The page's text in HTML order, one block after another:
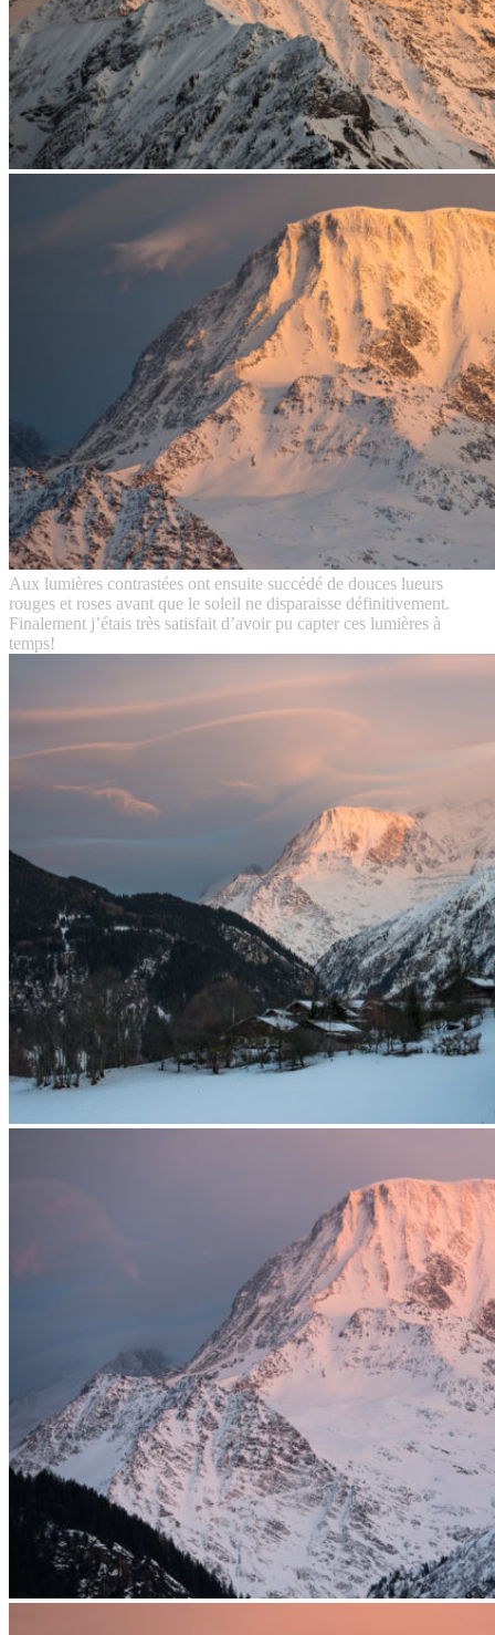
Aux lumières contrastées ont ensuite succédé de douces lueurs
rouges et roses avant que le soleil ne disparaisse définitivement.
Finalement j’étais très satisfait d’avoir pu capter ces lumières à
temps!